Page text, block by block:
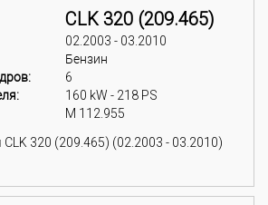
CLK 320 (209.465)
02.2003 - 03.2010
Бензин
6
160 kW - 218 PS
M 112.955
CLK 320 (209.465) (02.2003 - 03.2010)